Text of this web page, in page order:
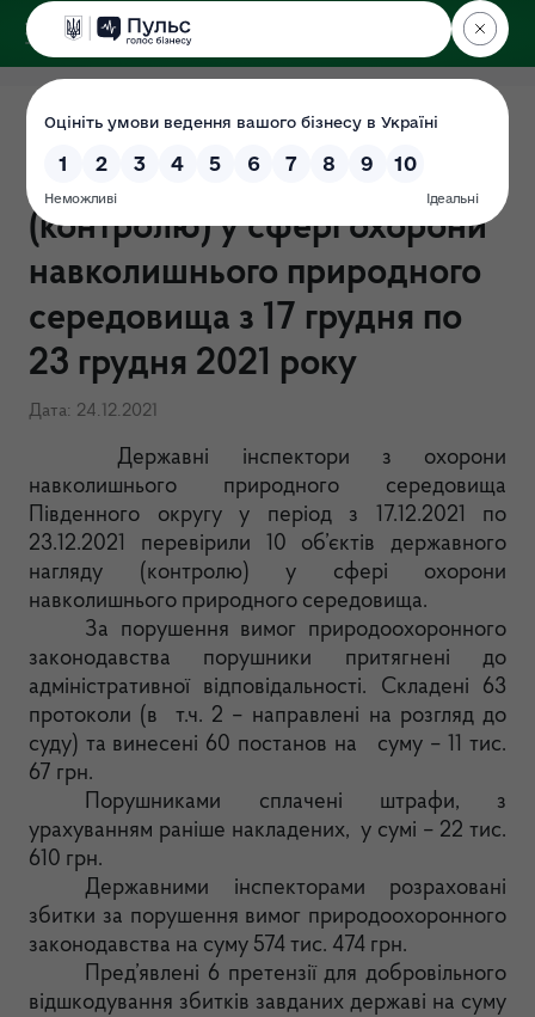
ДЕРЖЕКОІНСПЕКЦІЯ
Результати здійснення
державного нагляду
(контролю) у сфері охорони
навколишнього природного
середовища з 17 грудня по
23 грудня 2021 року
Дата: 24.12.2021
Державні інспектори з охорони
навколишнього природного середовища
Південного округу у період з 17.12.2021 по
23.12.2021 перевірили 10 об’єктів державного
нагляду (контролю) у сфері охорони
навколишнього природного середовища.
За порушення вимог природоохоронного
законодавства порушники притягнені до
адміністративної відповідальності.
Складені 63
протоколи (в т.ч. 2 – направлені на розгляд до
суду) та винесені 60 постанов на суму – 11 тис.
67 грн.
Порушниками сплачені штрафи, з
урахуванням раніше накладених, у сумі – 22 тис.
610 грн.
Державними інспекторами розраховані
збитки за порушення вимог природоохоронного
законодавства на суму 574 тис. 474 грн.
Пред’явлені 6 претензії для добровільного
відшкодування збитків завданих державі на суму